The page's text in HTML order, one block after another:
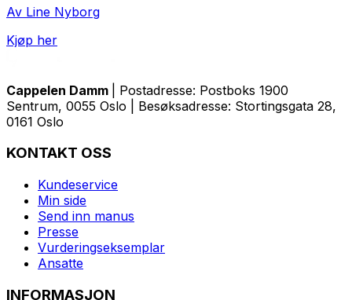
Av Line Nyborg
Kjøp her
Cappelen Damm
| Postadresse: Postboks 1900
Sentrum, 0055 Oslo | Besøksadresse: Stortingsgata 28,
0161 Oslo
KONTAKT OSS
Kundeservice
Min side
Send inn manus
Presse
Vurderingseksemplar
Ansatte
INFORMASJON